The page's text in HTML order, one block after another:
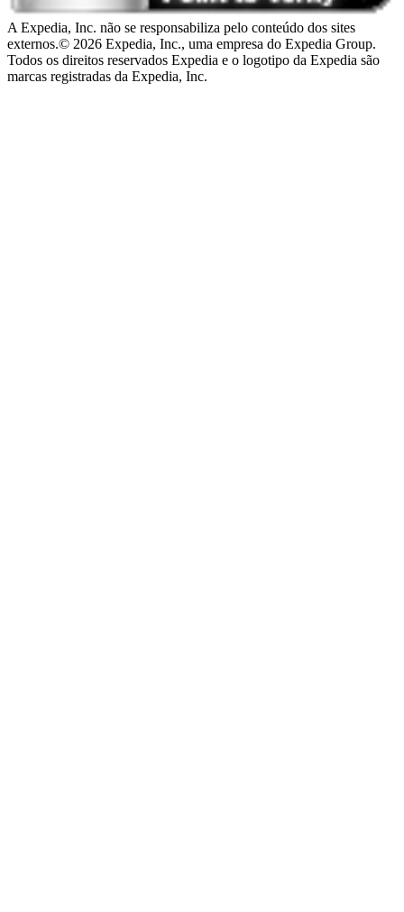
A Expedia, Inc. não se responsabiliza pelo conteúdo dos sites
externos.© 2026 Expedia, Inc., uma empresa do Expedia Group.
Todos os direitos reservados Expedia e o logotipo da Expedia são
marcas registradas da Expedia, Inc.